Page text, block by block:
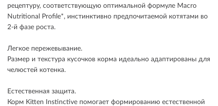
рецептуру, соответствующую оптимальной формуле Macro
Nutritional Profile*, инстинктивно предпочитаемой котятами во
2-й фазе роста.
Легкое пережевывание.
Размер и текстура кусочков корма идеально адаптированы для
челюстей котенка.
Естественная защита.
Корм Kitten Instinctive помогает формированию естественной